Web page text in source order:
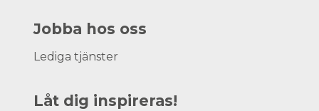
Jobba hos oss
Lediga tjänster
Låt dig inspireras!